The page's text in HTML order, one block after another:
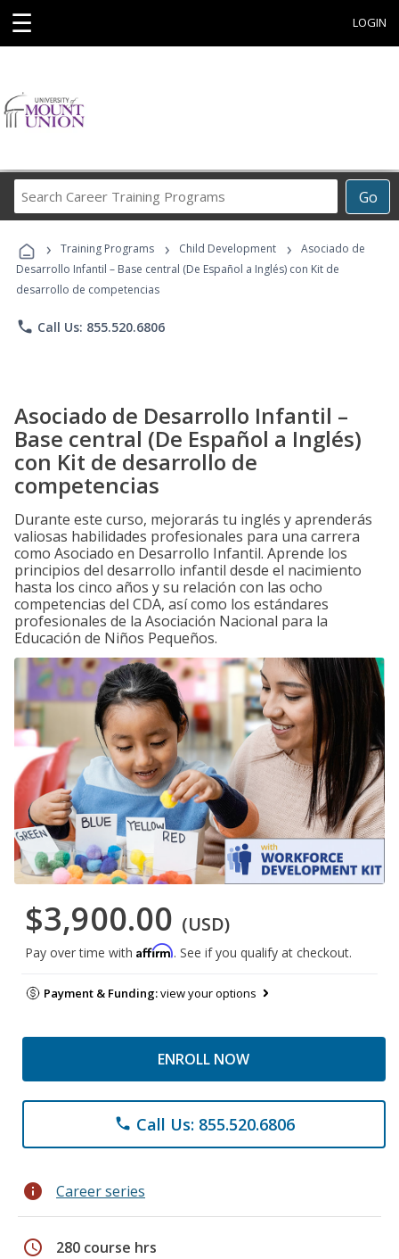
☰ LOGIN
Go
Career
Programs
› Training Programs › Child Development ›
Asociado de
Desarrollo Infantil – Base central (De Español a Inglés) con Kit de
desarrollo de competencias
phone Call Us: 855.520.6806
Asociado de Desarrollo Infantil –
Base central (De Español a Inglés)
con Kit de desarrollo de
competencias
Durante este curso, mejorarás tu inglés y aprenderás
valiosas habilidades profesionales para una carrera
como Asociado en Desarrollo Infantil. Aprende los
principios del desarrollo infantil desde el nacimiento
hasta los cinco años y su relación con las ocho
competencias del CDA, así como los estándares
profesionales de la Asociación Nacional para la
Educación de Niños Pequeños.
$3,900.00 (USD)
Pay over time with Affirm. See if you qualify at checkout.
Payment & Funding:view your options
ENROLL NOW
phone Call Us: 855.520.6806
info Career series
schedule 280 course hrs